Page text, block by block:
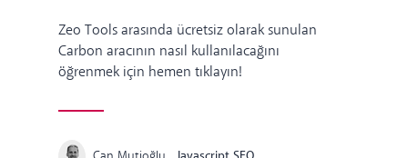
Zeo Tools arasında ücretsiz olarak sunulan
Carbon aracının nasıl kullanılacağını
öğrenmek için hemen tıklayın!